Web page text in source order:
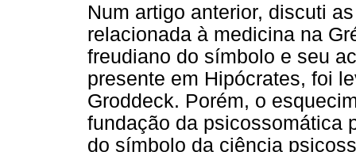
Num artigo anterior, discuti
relacionada à medicina na
freudiano do símbolo e seu
presente em Hipócrates, foi
Groddeck. Porém, o
fundação da psicossomática
do símbolo da ciência